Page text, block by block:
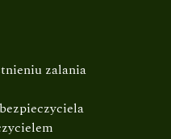
zalania